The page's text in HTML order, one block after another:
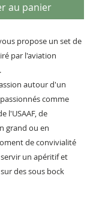
au panier
propose un set de
par l'aviation
autour d'un
comme
l'USAAF, de
grand ou en
de convivialité
un apéritif et
des sous bock